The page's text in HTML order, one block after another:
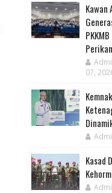
Kawan
07,
Kasad